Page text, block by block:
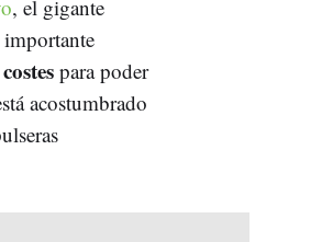
, el gigante
para poder
acostumbrado